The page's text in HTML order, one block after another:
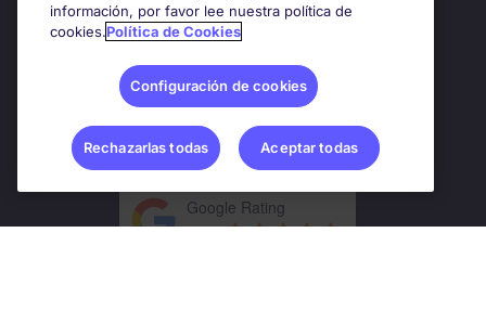
Google Rating
4.8
información, por favor lee nuestra política de
cookies.Política de Cookies
Configuración de cookies
Rechazarlas todas Aceptar todas